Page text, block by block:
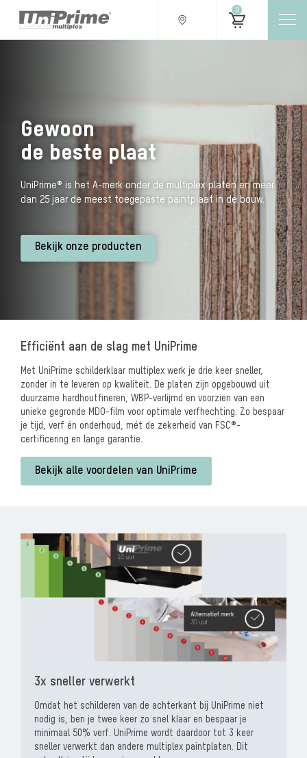
0
Gewoon
de beste plaat
UniPrime® is het A-merk onder de multiplex platen en meer
dan 25 jaar de meest toegepaste paintplaat in de bouw.
Bekijk onze producten
Efficiënt aan de slag met UniPrime
Met UniPrime schilderklaar multiplex werk je drie keer sneller,
zonder in te leveren op kwaliteit. De platen zijn opgebouwd uit
duurzame hardhoutfineren, WBP-verlijmd en voorzien van een
unieke gegronde MDO-film voor optimale verfhechting. Zo bespaar
je tijd, verf én onderhoud, mét de zekerheid van FSC®-
certificering en lange garantie.
Bekijk alle voordelen van UniPrime
3x sneller verwerkt
Omdat het schilderen van de achterkant bij UniPrime niet
nodig is, ben je twee keer zo snel klaar en bespaar je
minimaal 50% verf. UniPrime wordt daardoor tot 3 keer
sneller verwerkt dan andere multiplex paintplaten. Dit